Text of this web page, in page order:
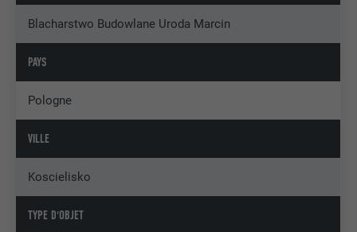
Blacharstwo Budowlane Uroda Marcin
PAYS
Pologne
VILLE
Koscielisko
TYPE D'OBJET